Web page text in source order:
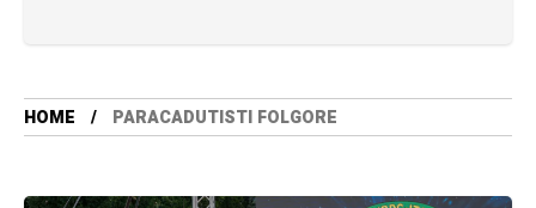
HOME PARACADUTISTI FOLGORE